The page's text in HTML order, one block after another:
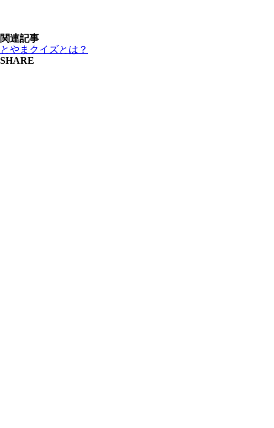
関連記事
とやまクイズとは？
SHARE